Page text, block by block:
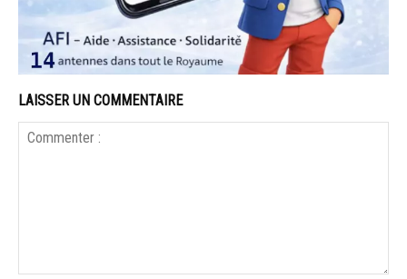
LAISSER UN COMMENTAIRE